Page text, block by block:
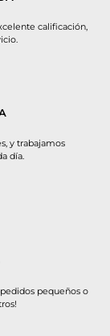
calificación,
y trabajamos
día.
pequeños o